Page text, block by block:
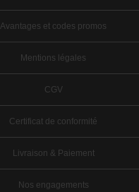
Avantages et codes promos
Mentions légales
CGV
Certificat de conformité
Livraison & Paiement
Nos engagements